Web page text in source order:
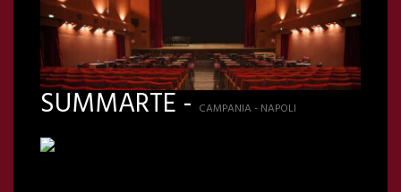
SUMMARTE -CAMPANIA - NAPOLI